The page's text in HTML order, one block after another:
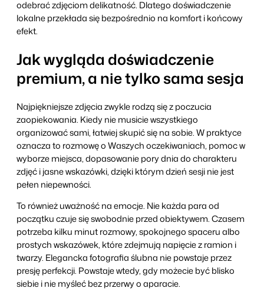
odebrać zdjęciom delikatność. Dlatego doświadczenie
lokalne przekłada się bezpośrednio na komfort i końcowy
efekt.
Jak wygląda doświadczenie
premium, a nie tylko sama sesja
Najpiękniejsze zdjęcia zwykle rodzą się z poczucia
zaopiekowania. Kiedy nie musicie wszystkiego
organizować sami, łatwiej skupić się na sobie. W praktyce
oznacza to rozmowę o Waszych oczekiwaniach, pomoc w
wyborze miejsca, dopasowanie pory dnia do charakteru
zdjęć i jasne wskazówki, dzięki którym dzień sesji nie jest
pełen niepewności.
To również uważność na emocje. Nie każda para od
początku czuje się swobodnie przed obiektywem. Czasem
potrzeba kilku minut rozmowy, spokojnego spaceru albo
prostych wskazówek, które zdejmują napięcie z ramion i
twarzy. Elegancka fotografia ślubna nie powstaje przez
presję perfekcji. Powstaje wtedy, gdy możecie być blisko
siebie i nie myśleć bez przerwy o aparacie.